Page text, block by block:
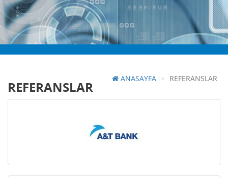
REFERANSLAR
ANASAYFA REFERANSLAR